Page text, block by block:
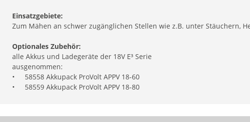
Einsatzgebiete:
Zum Mähen an schwer zugänglichen Stellen wie z.B. unter Stäuchern,
Optionales Zubehör:
alle Akkus und Ladegeräte der 18V E³ Serie
ausgenommen:
•
58558 Akkupack ProVolt APPV 18-60
•
58559 Akkupack ProVolt APPV 18-80